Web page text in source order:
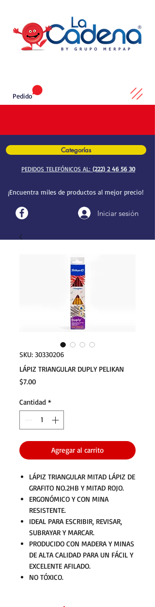
Categorías
PEDIDOS TELEFÓNICOS AL: (222) 2 46 56 30
¡Encuentra miles de productos al mejor precio!
Iniciar sesión
Pedido
SKU: 30330206
LÁPIZ TRIANGULAR DUPLY PELIKAN
$7.00Precio
Cantidad *
Agregar al carrito
LÁPIZ TRIANGULAR MITAD LÁPIZ DE
GRAFITO NO.2HB Y MITAD ROJO.
ERGONÓMICO Y CON MINA
RESISTENTE.
IDEAL PARA ESCRIBIR, REVISAR,
SUBRAYAR Y MARCAR.
PRODUCIDO CON MADERA Y MINAS
DE ALTA CALIDAD PARA UN FÁCIL Y
EXCELENTE AFILADO.
NO TÓXICO.